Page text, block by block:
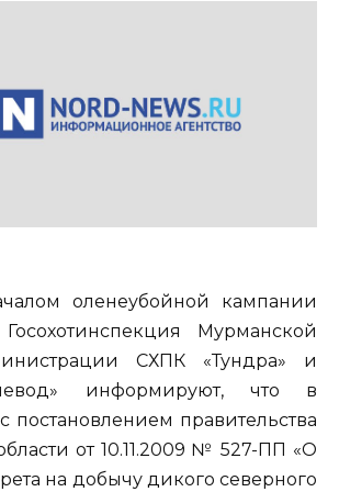
оленеубойной кампании
Госохотинспекция Мурманской
СХПК «Тундра» и
информируют, что в
постановлением правительства
от 10.11.2009 № 527-ПП «О
на добычу дикого северного